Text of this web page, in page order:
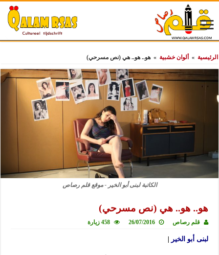
الرئيسية » ألوان خشبية » هو.. هو.. هي (نص مسرحي)
الكاتبة لبنى أبو الخير - موقع قلم رصاص
هو.. هو.. هي (نص مسرحي)
قلم رصاص 26/07/2016 458 زيارة
لبنى أبو الخير |